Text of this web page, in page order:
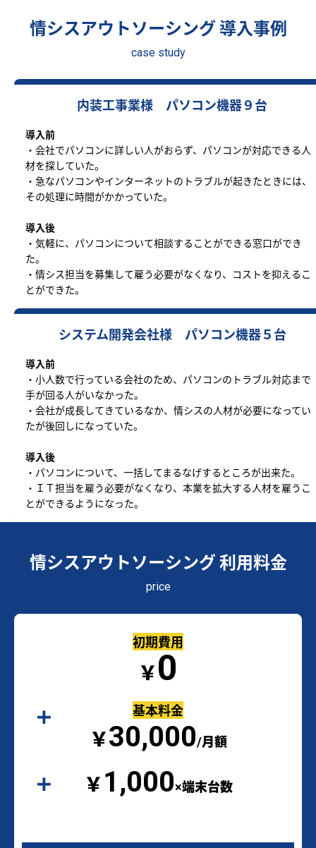
情シスアウトソーシング 導入事例
case study
内装工事業様 パソコン機器９台
導入前
・会社でパソコンに詳しい人がおらず、パソコンが対応できる人
材を探していた。
・急なパソコンやインターネットのトラブルが起きたときには、
その処理に時間がかかっていた。
導入後
・気軽に、パソコンについて相談することができる窓口ができ
た。
・情シス担当を募集して雇う必要がなくなり、コストを抑えるこ
とができた。
システム開発会社様 パソコン機器５台
導入前
・小人数で行っている会社のため、パソコンのトラブル対応まで
手が回る人がいなかった。
・会社が成長してきているなか、情シスの人材が必要になってい
たが後回しになっていた。
導入後
・パソコンについて、一括してまるなげするところが出来た。
・ＩＴ担当を雇う必要がなくなり、本業を拡大する人材を雇うこ
とができるようになった。
情シスアウトソーシング 利用料金
price
初期費用
￥0
基本料金
￥30,000/月額
￥ 1,000×端末台数